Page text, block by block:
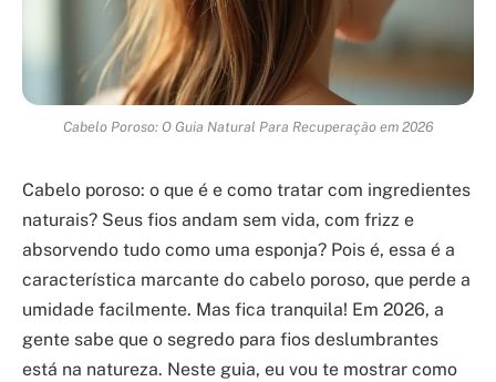
Cabelo Poroso: O Guia Natural Para Recuperação em 2026
Cabelo poroso: o que é e como tratar com ingredientes
naturais? Seus fios andam sem vida, com frizz e
absorvendo tudo como uma esponja? Pois é, essa é a
característica marcante do cabelo poroso, que perde a
umidade facilmente. Mas fica tranquila! Em 2026, a
gente sabe que o segredo para fios deslumbrantes
está na natureza. Neste guia, eu vou te mostrar como